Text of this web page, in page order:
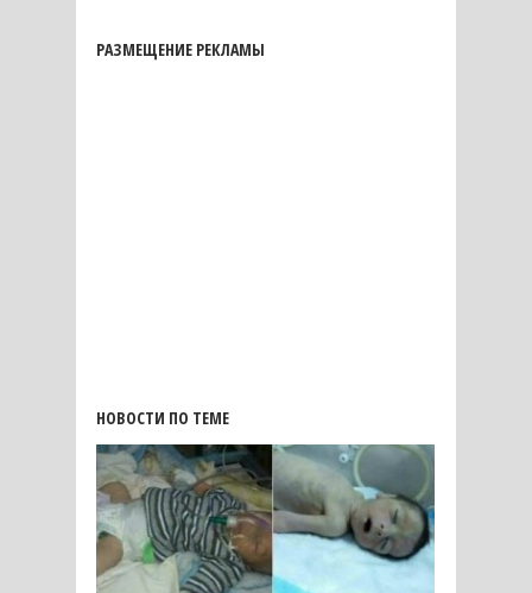
РАЗМЕЩЕНИЕ РЕКЛАМЫ
НОВОСТИ ПО ТЕМЕ